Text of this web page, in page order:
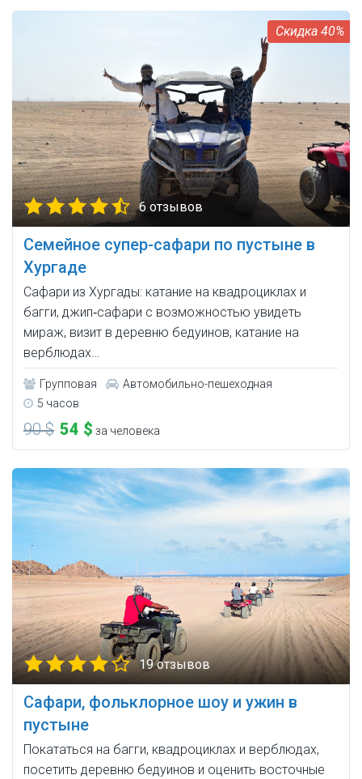
40%
6 отзывов
Семейное супер-сафари по пустыне в
Хургаде
Сафари из Хургады: катание на квадроциклах и
багги, джип‑сафари с возможностью увидеть
мираж, визит в деревню бедуинов, катание на
верблюдах…
Групповая
Автомобильно-пешеходная
5 часов
90 $ 54 $ за человека
19 отзывов
Сафари, фольклорное шоу и ужин в
пустыне
Покататься на багги, квадроциклах и верблюдах,
посетить деревню бедуинов и оценить восточные